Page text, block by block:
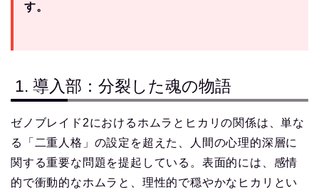
す。
1. 導入部：分裂した魂の物語
ゼノブレイド2におけるホムラとヒカリの関係は、単な
る「二重人格」の設定を超えた、人間の心理的深層に
関する重要な問題を提起している。表面的には、感情
的で衝動的なホムラと、理性的で穏やかなヒカリとい